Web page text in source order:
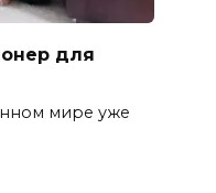
для
мире уже